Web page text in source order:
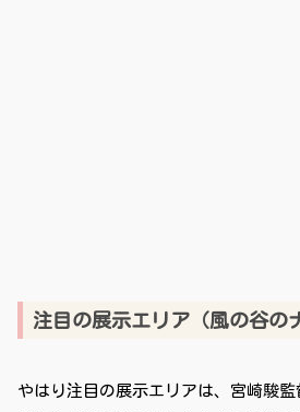
注目の展示エリア（風の谷の
やはり注目の展示エリアは、宮崎駿